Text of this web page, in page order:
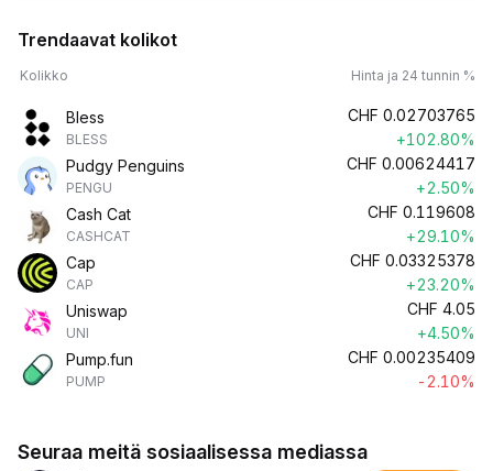
Trendaavat kolikot
Kolikko Hinta ja 24 tunnin %
Bless
BLESS
CHF 0.02703765
+102.80%
Pudgy Penguins
PENGU
CHF 0.00624417
+2.50%
Cash Cat
CASHCAT
CHF 0.119608
+29.10%
Cap
CAP
CHF 0.03325378
+23.20%
Uniswap
UNI
CHF 4.05
+4.50%
Pump.fun
PUMP
CHF 0.00235409
-2.10%
Seuraa meitä sosiaalisessa mediassa